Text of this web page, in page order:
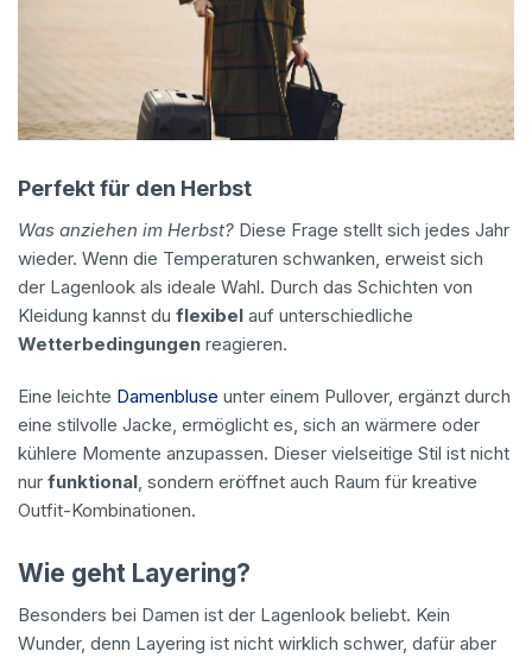
Perfekt für den Herbst
Was anziehen im Herbst? Diese Frage stellt sich jedes Jahr
wieder. Wenn die Temperaturen schwanken, erweist sich
der Lagenlook als ideale Wahl. Durch das Schichten von
Kleidung kannst du flexibel auf unterschiedliche
Wetterbedingungen reagieren.
Eine leichte Damenbluse unter einem Pullover, ergänzt durch
eine stilvolle Jacke, ermöglicht es, sich an wärmere oder
kühlere Momente anzupassen. Dieser vielseitige Stil ist nicht
nur funktional, sondern eröffnet auch Raum für kreative
Outfit-Kombinationen.
Wie geht Layering?
Besonders bei Damen ist der Lagenlook beliebt. Kein
Wunder, denn Layering ist nicht wirklich schwer, dafür aber